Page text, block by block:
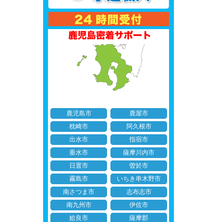
鹿児島市
鹿屋市
枕崎市
阿久根市
出水市
指宿市
垂水市
薩摩川内市
日置市
曽於市
霧島市
いちき串木野市
南さつま市
志布志市
南九州市
伊佐市
姶良市
薩摩郡